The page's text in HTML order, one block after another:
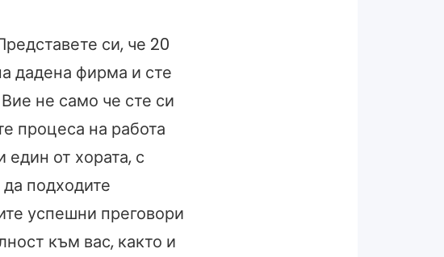
си, че 20
дадена фирма и сте
не само че сте си
процеса на работа
от хората, с
подходите
успешни преговори
към вас, както и